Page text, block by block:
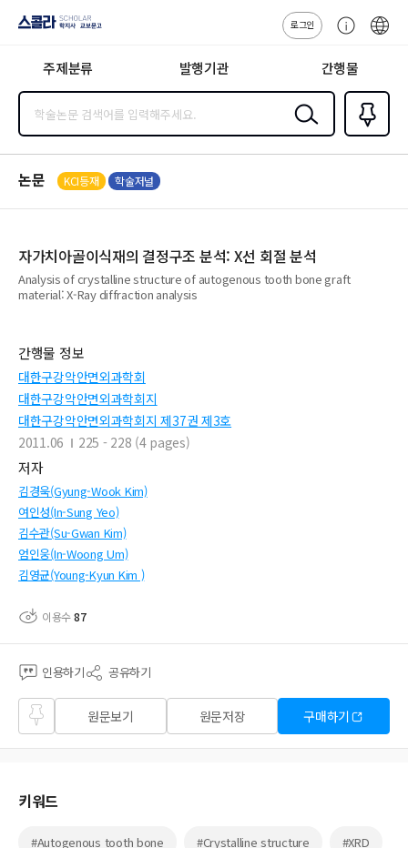
지사·교보문고
로그인
센
주제분류 발행기관 간행물
검색
즐겨찾
기0
논문 KCI등재 학술저널
자가치아골이식재의 결정구조 분석: X선 회절 분석
Analysis of crystalline structure of autogenous tooth bone graft
material: X-Ray diffraction analysis
간행물 정보
대한구강악안면외과학회
대한구강악안면외과학회지
대한구강악안면외과학회지 제37권 제3호
2011.06
225 - 228 (4 pages)
저자
김경욱(Gyung-Wook Kim)
여인성(In-Sung Yeo)
김수관(Su-Gwan Kim)
엄인웅(In-Woong Um)
김영균(Young-Kyun Kim )
이용수87
인용하기 공유하기
즐겨
찾기
원문보기 원문저장 구매하기
키워드
#Autogenous tooth bone #Crystalline structure #XRD